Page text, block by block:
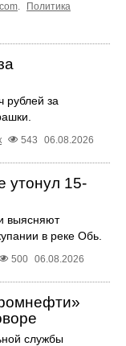
.
Политика
рублей за
543 06.08.2026
утонул 15-
выясняют
в реке Обь.
500 06.08.2026
службы